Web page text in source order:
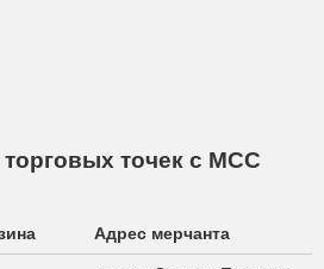
точек с МСС
Адрес мерчанта